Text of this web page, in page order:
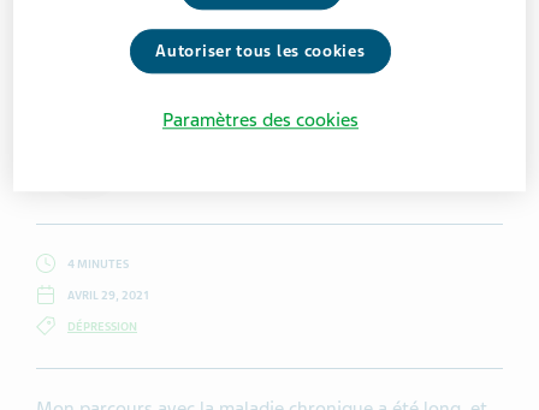
4 MINUTES
AVRIL 29, 2021
DÉPRESSION
Autoriser tous les cookies
Paramètres des cookies